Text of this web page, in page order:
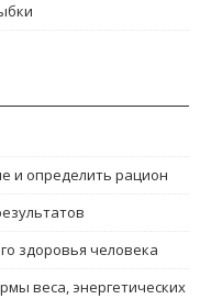
и определить рацион
здоровья человека
веса, энергетических